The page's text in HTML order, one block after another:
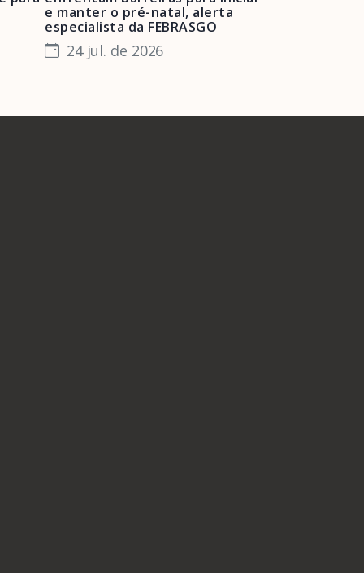
e manter o pré-natal, alerta
especialista da FEBRASGO
24 jul. de 2026